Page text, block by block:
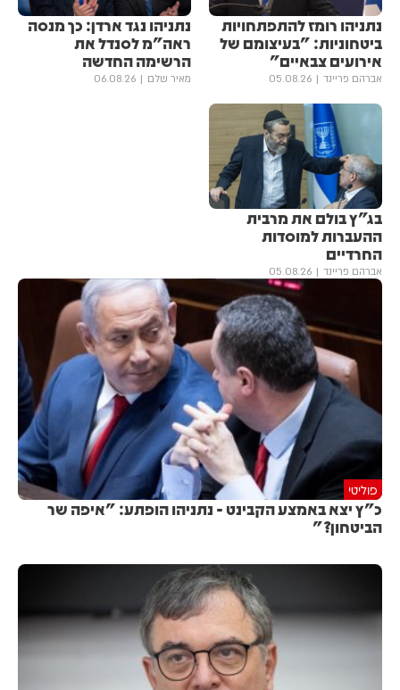
נתניהו רומז להתפתחויות
ביטחוניות: "בעיצומם של
אירועים צבאיים"
אברהם פריינד 05.08.26
נתניהו נגד ארדן: כך מנסה
ראה"מ לסנדל את
הרשימה החדשה
מאיר שלם 06.08.26
בג"ץ בולם את מרבית
ההעברות למוסדות
החרדיים
אברהם פריינד 05.08.26
פוליטי
כ"ץ יצא באמצע הקבינט - נתניהו הופתע: "איפה שר
הביטחון?"